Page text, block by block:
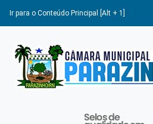
Ir para o Conteúdo Principal [Alt + 1]